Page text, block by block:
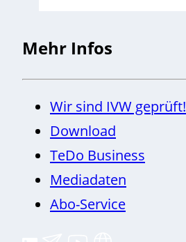
Mehr Infos
Wir sind IVW geprüft!
Download
TeDo Business
Mediadaten
Abo-Service